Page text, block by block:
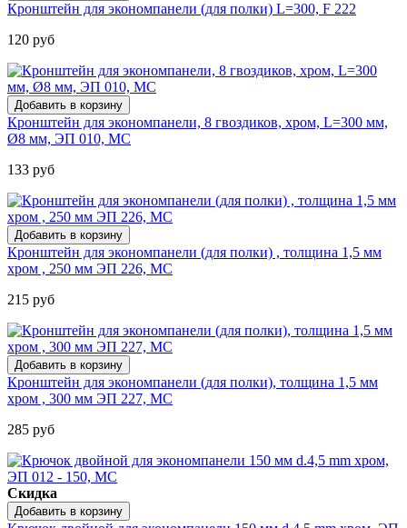
Кронштейн для экономпанели (для полки) L=300, F 222
120 руб
Кронштейн для экономпанели, 8 гвоздиков, хром, L=300 мм,
Ø8 мм, ЭП 010, МС
133 руб
Кронштейн для экономпанели (для полки) , толщина 1,5 мм
хром , 250 мм ЭП 226, МС
215 руб
Кронштейн для экономпанели (для полки), толщина 1,5 мм
хром , 300 мм ЭП 227, МС
285 руб
Скидка